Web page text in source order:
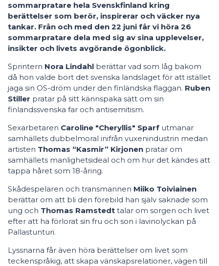
sommarpratare hela Svenskfinland kring
berättelser som berör, inspirerar och väcker nya
tankar. Från och med den 22 juni får vi höra 26
sommarpratare dela med sig av sina upplevelser,
insikter och livets avgörande ögonblick.
Sprintern Nora Lindahl berättar vad som låg bakom
då hon valde bort det svenska landslaget för att istället
jaga sin OS-dröm under den finländska flaggan. Ruben
Stiller pratar på sitt kännspaka sätt om sin
finlandssvenska far och antisemitism.
Sexarbetaren Caroline "Cheryllis" Sparf utmanar
samhällets dubbelmoral inifrån vuxenindustrin medan
artisten Thomas “Kasmir” Kirjonen pratar om
samhällets manlighetsideal och om hur det kändes att
tappa håret som 18-åring.
Skådespelaren och transmannen Miiko Toiviainen
berättar om att bli den förebild han själv saknade som
ung och Thomas Ramstedt talar om sorgen och livet
efter att ha förlorat sin fru och son i lavinolyckan på
Pallastunturi.
Lyssnarna får även höra berättelser om livet som
teckenspråkig, att skapa vänskapsrelationer, vägen till